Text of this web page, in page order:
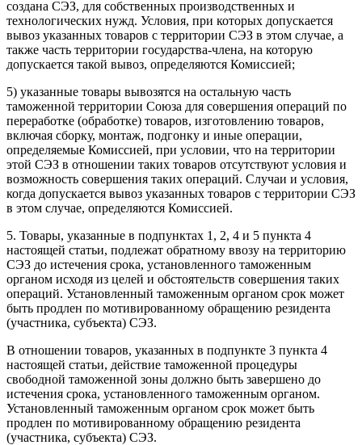
создана СЭЗ, для собственных производственных и
технологических нужд. Условия, при которых допускается
вывоз указанных товаров с территории СЭЗ в этом случае, а
также часть территории государства-члена, на которую
допускается такой вывоз, определяются Комиссией;
5) указанные товары вывозятся на остальную часть
таможенной территории Союза для совершения операций по
переработке (обработке) товаров, изготовлению товаров,
включая сборку, монтаж, подгонку и иные операции,
определяемые Комиссией, при условии, что на территории
этой СЭЗ в отношении таких товаров отсутствуют условия и
возможность совершения таких операций. Случаи и условия,
когда допускается вывоз указанных товаров с территории СЭЗ
в этом случае, определяются Комиссией.
5. Товары, указанные в подпунктах 1, 2, 4 и 5 пункта 4
настоящей статьи, подлежат обратному ввозу на территорию
СЭЗ до истечения срока, установленного таможенным
органом исходя из целей и обстоятельств совершения таких
операций. Установленный таможенным органом срок может
быть продлен по мотивированному обращению резидента
(участника, субъекта) СЭЗ.
В отношении товаров, указанных в подпункте 3 пункта 4
настоящей статьи, действие таможенной процедуры
свободной таможенной зоны должно быть завершено до
истечения срока, установленного таможенным органом.
Установленный таможенным органом срок может быть
продлен по мотивированному обращению резидента
(участника, субъекта) СЭЗ.